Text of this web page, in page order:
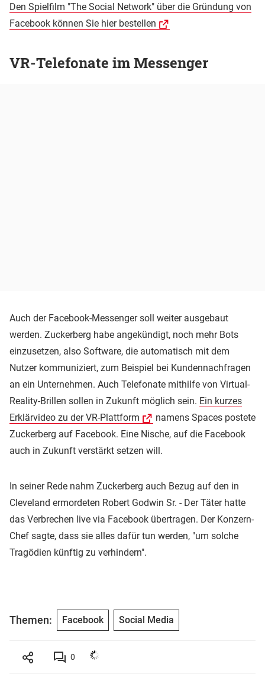
Den Spielfilm "The Social Network" über die Gründung von
Facebook können Sie hier bestellen
VR-Telefonate im Messenger
Auch der Facebook-Messenger soll weiter ausgebaut
werden. Zuckerberg habe angekündigt, noch mehr Bots
einzusetzen, also Software, die automatisch mit dem
Nutzer kommuniziert, zum Beispiel bei Kundennachfragen
an ein Unternehmen. Auch Telefonate mithilfe von Virtual-
Reality-Brillen sollen in Zukunft möglich sein. Ein kurzes
Erklärvideo zu der VR-Plattform
namens Spaces postete
Zuckerberg auf Facebook. Eine Nische, auf die Facebook
auch in Zukunft verstärkt setzen will.
In seiner Rede nahm Zuckerberg auch Bezug auf den in
Cleveland ermordeten Robert Godwin Sr. - Der Täter hatte
das Verbrechen live via Facebook übertragen. Der Konzern-
Chef sagte, dass sie alles dafür tun werden, "um solche
Tragödien künftig zu verhindern".
Themen: Facebook Social Media
0